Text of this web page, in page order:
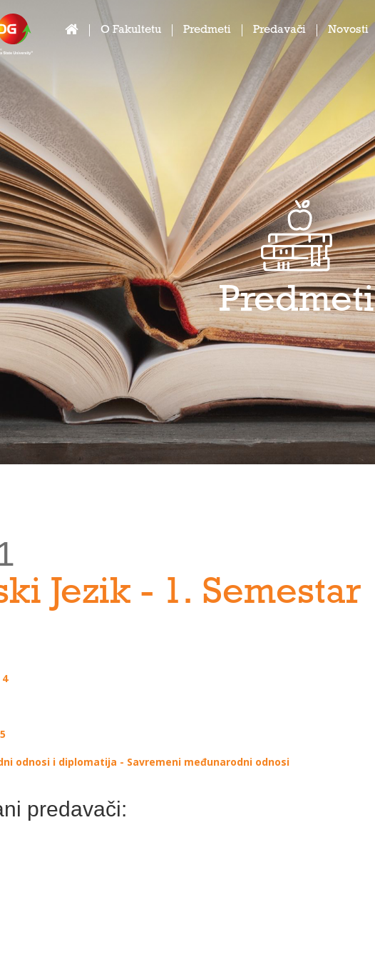
O Fakultetu Predmeti Predavači Novosti
Predmeti
Jezik - 1. Semestar
odnosi i diplomatija - Savremeni međunarodni odnosi
predavači: